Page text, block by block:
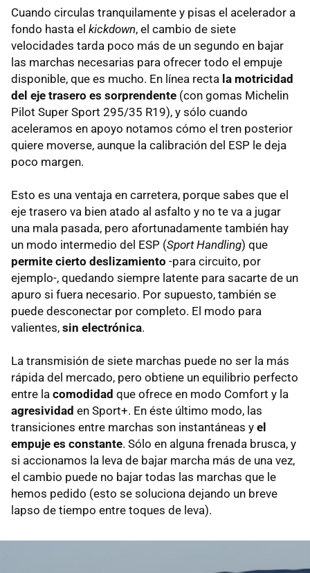
Cuando circulas tranquilamente y pisas el acelerador a
fondo hasta el kickdown, el cambio de siete
velocidades tarda poco más de un segundo en bajar
las marchas necesarias para ofrecer todo el empuje
disponible, que es mucho. En línea recta la motricidad
del eje trasero es sorprendente (con gomas Michelin
Pilot Super Sport 295/35 R19), y sólo cuando
aceleramos en apoyo notamos cómo el tren posterior
quiere moverse, aunque la calibración del ESP le deja
poco margen.
Esto es una ventaja en carretera, porque sabes que el
eje trasero va bien atado al asfalto y no te va a jugar
una mala pasada, pero afortunadamente también hay
un modo intermedio del ESP (Sport Handling) que
permite cierto deslizamiento -para circuito, por
ejemplo-, quedando siempre latente para sacarte de un
apuro si fuera necesario. Por supuesto, también se
puede desconectar por completo. El modo para
valientes, sin electrónica.
La transmisión de siete marchas puede no ser la más
rápida del mercado, pero obtiene un equilibrio perfecto
entre la comodidad que ofrece en modo Comfort y la
agresividad en Sport+. En éste último modo, las
transiciones entre marchas son instantáneas y el
empuje es constante. Sólo en alguna frenada brusca, y
si accionamos la leva de bajar marcha más de una vez,
el cambio puede no bajar todas las marchas que le
hemos pedido (esto se soluciona dejando un breve
lapso de tiempo entre toques de leva).